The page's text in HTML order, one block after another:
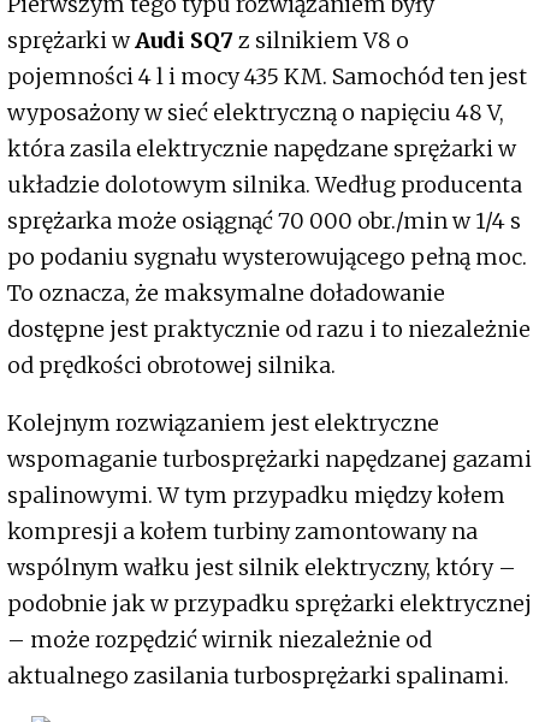
sprężarki wAudi SQ7z silnikiem V8 o
pojemności 4 l i mocy 435 KM. Samochód ten jest
wyposażony w sieć elektryczną o napięciu 48 V,
która zasila elektrycznie napędzane sprężarki w
układzie dolotowym silnika. Według producenta
sprężarka może osiągnąć 70 000 obr./min w 1/4 s
po podaniu sygnału wysterowującego pełną moc.
To oznacza, że maksymalne doładowanie
dostępne jest praktycznie od razu i to niezależnie
od prędkości obrotowej silnika.
Kolejnym rozwiązaniem jest elektryczne
wspomaganie turbosprężarki napędzanej gazami
spalinowymi. W tym przypadku między kołem
kompresji a kołem turbiny zamontowany na
wspólnym wałku jest silnik elektryczny, który –
podobnie jak w przypadku sprężarki elektrycznej
– może rozpędzić wirnik niezależnie od
aktualnego zasilania turbosprężarki spalinami.